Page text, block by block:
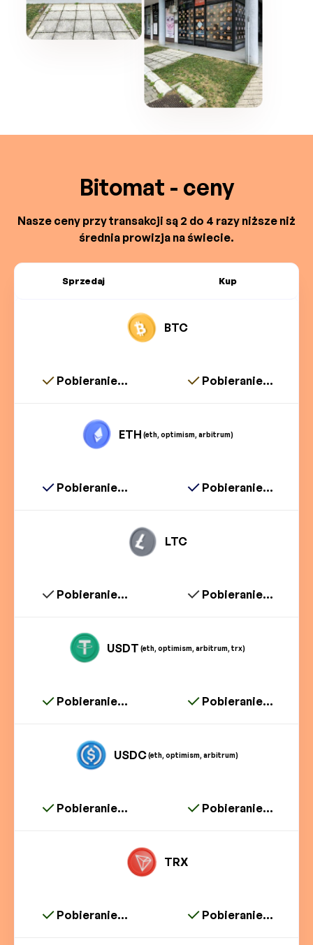
Bitomat - ceny
Nasze ceny przy transakcji są 2 do 4 razy niższe niż
średnia prowizja na świecie.
Sprzedaj Kup
BTC
Pobieranie... Pobieranie...
ETH (eth, optimism, arbitrum)
Pobieranie... Pobieranie...
LTC
Pobieranie... Pobieranie...
USDT (eth, optimism, arbitrum, trx)
Pobieranie... Pobieranie...
USDC(eth, optimism, arbitrum)
Pobieranie... Pobieranie...
TRX
Pobieranie... Pobieranie...